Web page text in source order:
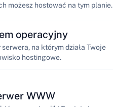
możesz hostować na tym planie.
operacyjny
na którym działa Twoje
hostingowe.
WWW